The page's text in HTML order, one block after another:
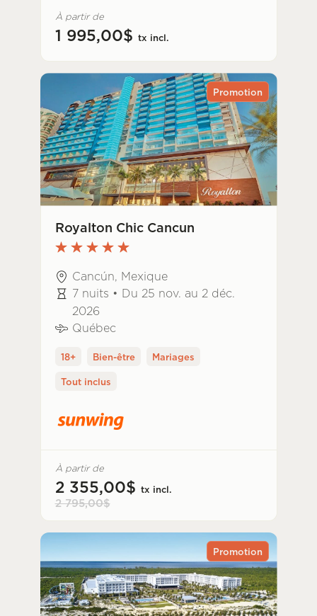
À partir de
1 995,00$ tx incl.
Promotion
Royalton Chic Cancun
Cancún, Mexique
7 nuits • Du 25 nov. au 2 déc.
2026
Québec
18+ Bien-être
Mariages
Tout inclus
À partir de
2 355,00$ tx incl.
2 795,00$
Promotion